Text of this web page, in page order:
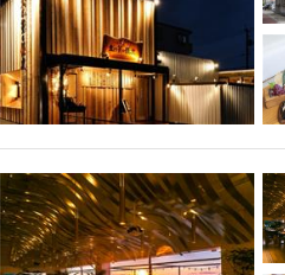
3000円台コース
アサヒスーパード
大部屋50名以上～
ハッピーアワー
キリン一番搾り
アレルギー対応可
ダイエット中にお